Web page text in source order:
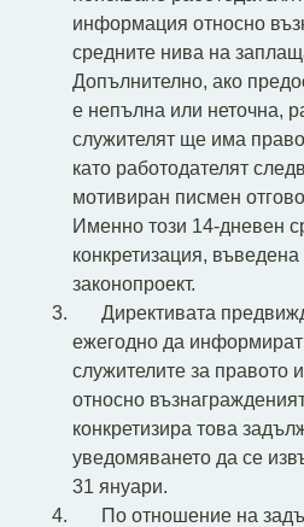
информация относно
средните нива на
Допълнително, ако
е непълна или неточна,
служителят ще има
като работодателят
мотивиран писмен
Именно този 14-дневен
конкретизация, въведена
законопроект.
Директивата
ежегодно да информират
служителите за
относно
конкретизира това
уведомяването да се
31 януари.
По отношение на